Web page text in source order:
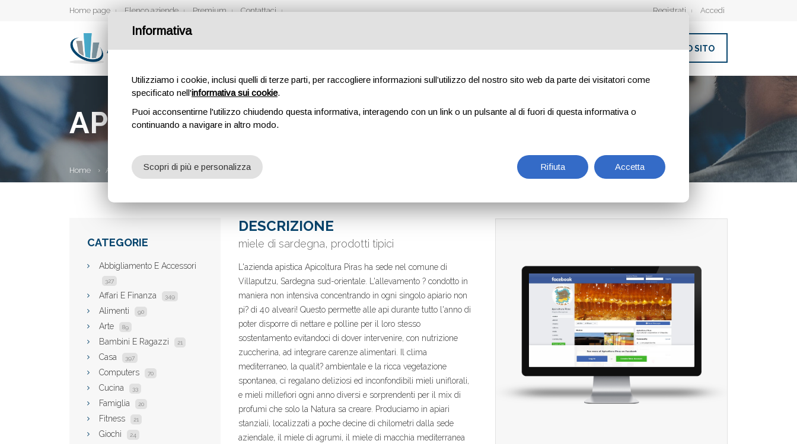
Home page Elenco aziende Premium Contattaci Registrati Accedi
INSERISCI IL TUO SITO
APICOLTURA PIRAS
Home Aziende Apicoltura Piras
CATEGORIE
Abbigliamento E Accessori
327
Affari E Finanza 349
Alimenti 90
Arte 89
Bambini E Ragazzi 21
Casa 397
Computers 70
Cucina 33
Famiglia 20
Fitness 21
Giochi 24
DESCRIZIONE
miele di sardegna, prodotti tipici
L'azienda apistica Apicoltura Piras ha sede nel comune di
Villaputzu, Sardegna sud-orientale. L'allevamento ? condotto in
maniera non intensiva concentrando in ogni singolo apiario non
pi? di 40 alveari! Questo permette alle api durante tutto l'anno di
poter disporre di nettare e polline per il loro stesso
sostentamento evitandoci di dover intervenire, con nutrizione
zuccherina, ad integrare carenze alimentari. Il clima
mediterraneo, la qualit? ambientale e la ricca vegetazione
spontanea, ci regalano deliziosi ed inconfondibili mieli uniflorali,
e mieli millefiori ogni anno diversi e sorprendenti per il mix di
profumi che solo la Natura sa creare. Produciamo in apiari
stanziali, localizzati a poche decine di chilometri dalla sede
aziendale, il miele di agrumi, il miele di macchia mediterranea
Informativa
Utilizziamo i cookie, inclusi quelli di terze parti, per raccogliere informazioni sull’utilizzo del nostro sito web da parte dei visitatori come
specificato nell'informativa sui cookie.
Puoi acconsentirne l'utilizzo chiudendo questa informativa, interagendo con un link o un pulsante al di fuori di questa informativa o
continuando a navigare in altro modo.
Rifiuta Accetta
Scopri di più e personalizza